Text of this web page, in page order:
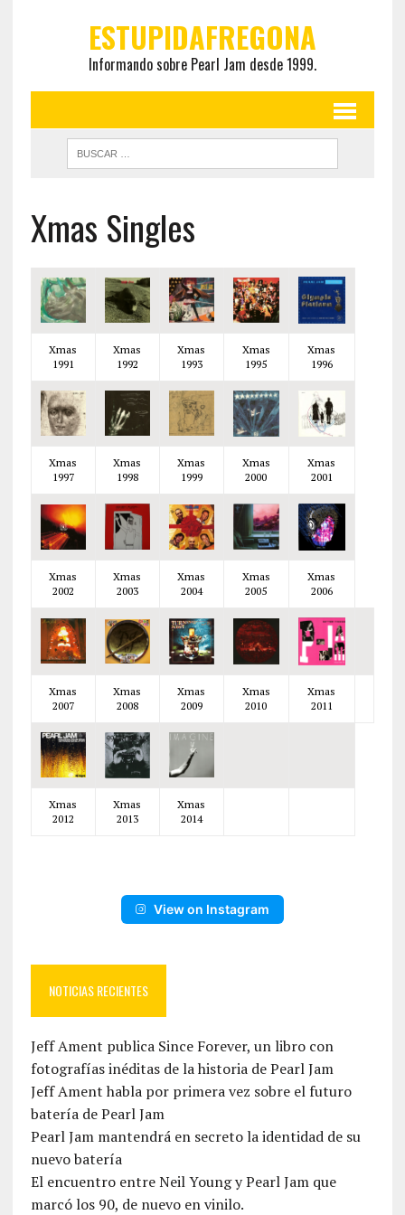
ESTUPIDAFREGONA
Informando sobre Pearl Jam desde 1999.
Xmas Singles
Xmas
1991
Xmas
1992
Xmas
1993
Xmas
1995
Xmas
1996
Xmas
1997
Xmas
1998
Xmas
1999
Xmas
2000
Xmas
2001
Xmas
2002
Xmas
2003
Xmas
2004
Xmas
2005
Xmas
2006
Xmas
2007
Xmas
2008
Xmas
2009
Xmas
2010
Xmas
2011
Xmas
2012
Xmas
2013
Xmas
2014
View on Instagram
NOTICIAS RECIENTES
Jeff Ament publica Since Forever, un libro con
fotografías inéditas de la historia de Pearl Jam
Jeff Ament habla por primera vez sobre el futuro
batería de Pearl Jam
Pearl Jam mantendrá en secreto la identidad de su
nuevo batería
El encuentro entre Neil Young y Pearl Jam que
marcó los 90, de nuevo en vinilo.